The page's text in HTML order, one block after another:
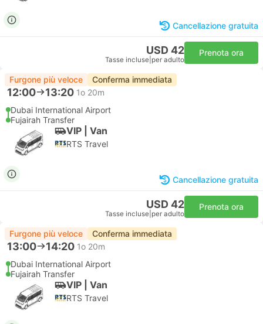
Cancellazione gratuita
USD 42
Tasse incluse per adulto
Prenota ora
Furgone più veloce Conferma immediata
12:00 13:20 1o 20m
Dubai International Airport
Fujairah Transfer
VIP | Van
RTS Travel
Cancellazione gratuita
USD 42
Tasse incluse per adulto
Prenota ora
Furgone più veloce Conferma immediata
13:00 14:20 1o 20m
Dubai International Airport
Fujairah Transfer
VIP | Van
RTS Travel